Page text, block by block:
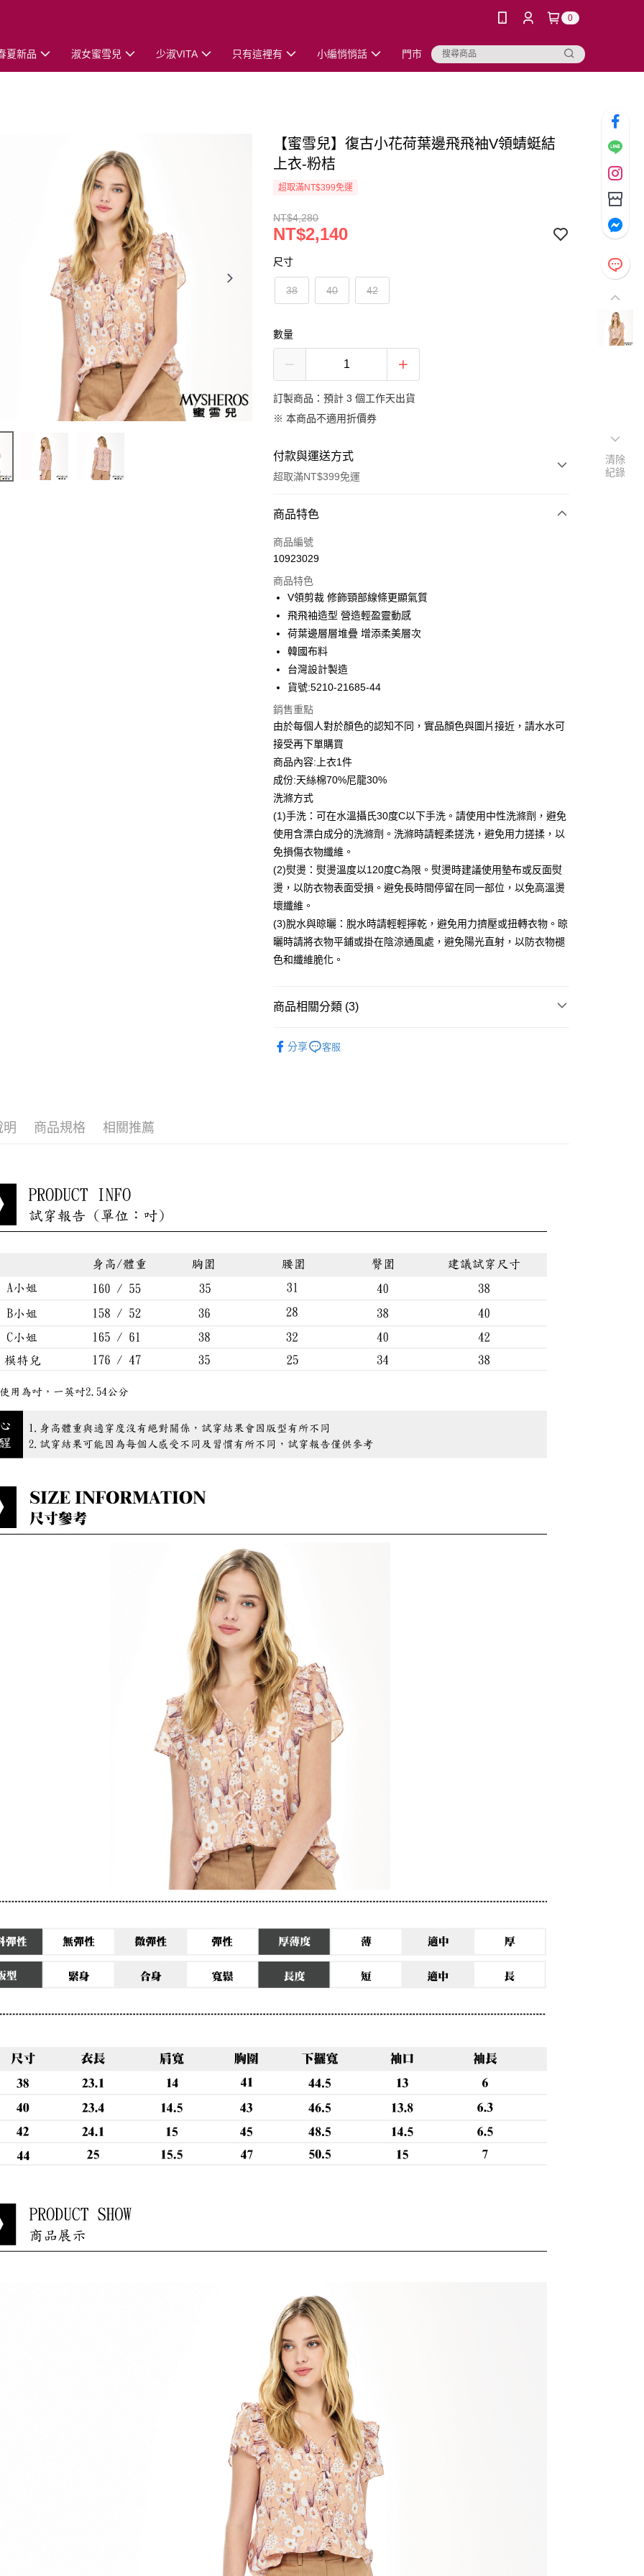
0
夏新品 淑女蜜雪兒 少淑VITA 只有這裡有 小編悄悄話 門市
【蜜雪兒】復古小花荷葉邊飛飛袖V領蜻蜓結
上衣-粉桔
超取滿NT$399免運
NT$4,280
NT$2,140
尺寸
38 40 42
數量
訂製商品：預計 3 個工作天出貨
※ 本商品不適用折價券
付款與運送方式
超取滿NT$399免運
付款方式
信用卡一次付款
3 期 0 利率 每期 NT$713
合作金庫商業銀行
華南商業銀行
國泰世華商業銀行
臺灣中小企業銀行
匯豐（台灣）商業銀行
聯邦商業銀行
玉山商業銀行
星展（台灣）商業銀行
台新國際商業銀行
台灣樂天信用卡公司
LINE Pay
街口支付
全盈+PAY
ATM付款
貨到付款
運送方式
付款後全家取貨
每筆NT$80，滿NT$399(含以上)免運費
付款後7-11取貨
宅配到府
每筆NT$80，滿NT$888(含以上)免運費
每筆NT$80，滿NT$888(含以上)免運費
商品特色
商品編號
10923029
商品特色
V領剪裁 修飾頸部線條更顯氣質
飛飛袖造型 營造輕盈靈動感
荷葉邊層層堆疊 增添柔美層次
韓國布料
台灣設計製造
貨號:5210-21685-44
銷售重點
由於每個人對於顏色的認知不同，實品顏色與圖片接近，請水水可
接受再下單購買
商品內容:上衣1件
成份:天絲棉70%尼龍30%
洗滌方式
(1)手洗：可在水溫攝氏30度C以下手洗。請使用中性洗滌劑，避免
使用含漂白成分的洗滌劑。洗滌時請輕柔搓洗，避免用力搓揉，以
免損傷衣物纖維。
(2)熨燙：熨燙溫度以120度C為限。熨燙時建議使用墊布或反面熨
燙，以防衣物表面受損。避免長時間停留在同一部位，以免高溫燙
壞纖維。
(3)脫水與晾曬：脫水時請輕輕擰乾，避免用力擠壓或扭轉衣物。晾
曬時請將衣物平鋪或掛在陰涼通風處，避免陽光直射，以防衣物褪
色和纖維脆化。
商品相關分類 (3)
分享 客服
明 商品規格 相關推薦
清除
紀錄